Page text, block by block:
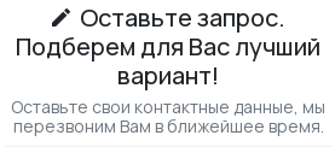
Оставьте запрос.
Подберем для Вас лучший
вариант!
Оставьте свои контактные данные, мы
перезвоним Вам в ближейшее время.